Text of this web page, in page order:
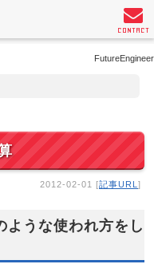
FutureEngineer
2012-02-01 [記事URL ]
ような使われ方をし
CONTACT